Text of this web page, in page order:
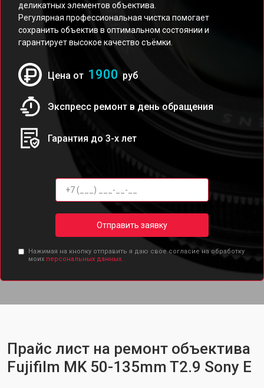
деликатных элементов объектива.
Регулярная профессиональная чистка помогает
сохранить объектив в оптимальном состоянии и
гарантирует высокое качество съёмки.
Цена от 1900 руб
Экспресс ремонт в день обращения
Гарантия до 3-х лет
Отправить заявку
Нажимая на кнопку отправить я даю свое согласие на обработку
моих персональных данных.
Прайс лист на ремонт объектива
Fujifilm MK 50-135mm T2.9 Sony E